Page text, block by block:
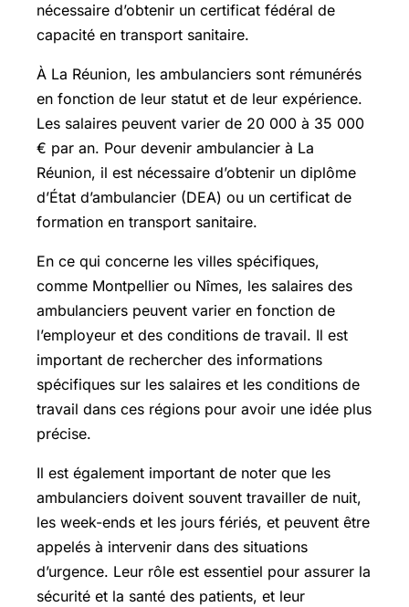
nécessaire d’obtenir un certificat fédéral de
capacité en transport sanitaire.
À La Réunion, les ambulanciers sont rémunérés
en fonction de leur statut et de leur expérience.
Les salaires peuvent varier de 20 000 à 35 000
€ par an. Pour devenir ambulancier à La
Réunion, il est nécessaire d’obtenir un diplôme
d’État d’ambulancier (DEA) ou un certificat de
formation en transport sanitaire.
En ce qui concerne les villes spécifiques,
comme Montpellier ou Nîmes, les salaires des
ambulanciers peuvent varier en fonction de
l’employeur et des conditions de travail. Il est
important de rechercher des informations
spécifiques sur les salaires et les conditions de
travail dans ces régions pour avoir une idée plus
précise.
Il est également important de noter que les
ambulanciers doivent souvent travailler de nuit,
les week-ends et les jours fériés, et peuvent être
appelés à intervenir dans des situations
d’urgence. Leur rôle est essentiel pour assurer la
sécurité et la santé des patients, et leur